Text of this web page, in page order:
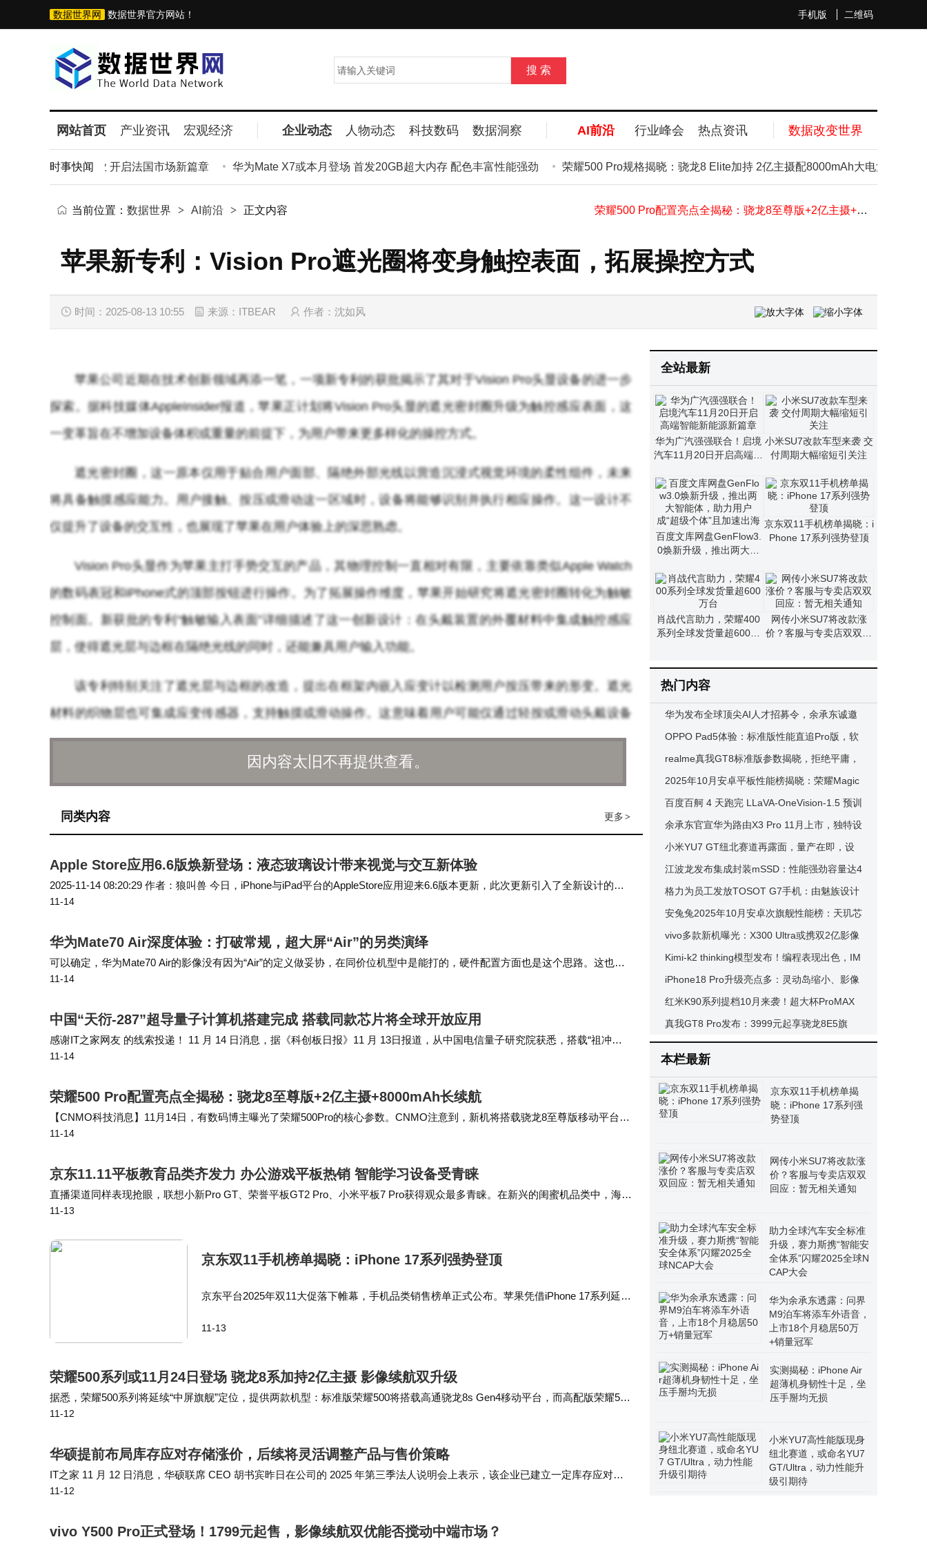
手机版 二维码
数据世界网 数据世界官方网站！
网站首页 产业资讯 宏观经济 企业动态 人物动态 科技数码 数据洞察 AI前沿 行业峰会 热点资讯 数据改变世界
时事快闻
营门店即将开业 开启法国市场新篇章 华为Mate X7或本月登场 首发20GB超大内存 配色丰富性能强劲 荣耀500 Pro规格揭晓：骁龙8 Elite加持 2亿主摄配8000mAh大电池
Apple Store应用6.6版焕新登场：液态玻璃设计带来视觉与交互新体验
荣耀500 Pro配置亮点全揭秘：骁龙8至尊版+2亿主摄+8000mAh长续航
vivo Y500 Pro正式登场！1799元起售，影像续航双优能否搅动中端市场？
网传小米SU7将改款涨价？客服与专卖店双双回应：暂无相关通知
当前位置： 数据世界 > AI前沿 > 正文内容
苹果新专利：Vision Pro遮光圈将变身触控表面，拓展操控方式
时间：2025-08-13 10:55 来源：ITBEAR 作者：沈如风
苹果公司近期在技术创新领域再添一笔，一项新专利的获批揭示了其对于Vision Pro头显设备的进一步
探索。据科技媒体AppleInsider报道，苹果正计划将Vision Pro头显的遮光密封圈升级为触控感应表面，这
一变革旨在不增加设备体积或重量的前提下，为用户带来更多样化的操控方式。
遮光密封圈，这一原本仅用于贴合用户面部、隔绝外部光线以营造沉浸式视觉环境的柔性组件，未来
将具备触摸感应能力。用户接触、按压或滑动这一区域时，设备将能够识别并执行相应操作。这一设计不
仅提升了设备的交互性，也展现了苹果在用户体验上的深思熟虑。
Vision Pro头显作为苹果主打手势交互的产品，其物理控制一直相对有限，主要依靠类似Apple Watch
的数码表冠和iPhone式的顶部按钮进行操作。为了拓展操作维度，苹果开始研究将遮光密封圈转化为触敏
控制面。新获批的专利“触敏输入表面”详细描述了这一创新设计：在头戴装置的外覆材料中集成触控感应
层，使得遮光层与边框在隔绝光线的同时，还能兼具用户输入功能。
该专利特别关注了遮光层与边框的改造，提出在框架内嵌入应变计以检测用户按压带来的形变。遮光
材料的织物层也可集成应变传感器，支持触摸或滑动操作。这意味着用户可能仅通过轻按或滑动头戴设备
侧面，就能实现音量调节、菜单切换等功能，极大地提升了设备的便捷性和可操作性。
域。同时，专利还建议在遮光密封圈内侧设置LED作为物理指引。虽然具体的触发机制尚未明确，但可以
推测设备可能会结合动作感知技术，如检测用户抬手意图操作时自动激活引导提示，从而提高交互的准确
性。
有结构的功能潜力。随着技术的不断进步和用户体验需求的日益提升，苹果在头显设备上的创新之路仍将
继续。
因内容太旧不再提供查看。
更多 >
同类内容
Apple Store应用6.6版焕新登场：液态玻璃设计带来视觉与交互新体验
2025-11-14 08:20:29 作者：狼叫兽 今日，iPhone与iPad平台的AppleStore应用迎来6.6版本更新，此次更新引入了全新设计的应
用图标，并对界面进行了视觉升级，以适配iOS 2…
11-14
华为Mate70 Air深度体验：打破常规，超大屏“Air”的另类演绎
可以确定，华为Mate70 Air的影像没有因为“Air”的定义做妥协，在同价位机型中是能打的，硬件配置方面也是这个思路。这也符
合华为Mate70 Air的技术路径，虽然重量不可避免地来到208g，但是保…
11-14
中国“天衍-287”超导量子计算机搭建完成 搭载同款芯片将全球开放应用
感谢IT之家网友 的线索投递！ 11 月 14 日消息，据《科创板日报》11 月 13日报道，从中国电信量子研究院获悉，搭载“祖冲之
三号”同款芯片的超导量子计算机“天衍-287”已完成搭建。 该量子计算系…
11-14
荣耀500 Pro配置亮点全揭秘：骁龙8至尊版+2亿主摄+8000mAh长续航
【CNMO科技消息】11月14日，有数码博主曝光了荣耀500Pro的核心参数。CNMO注意到，新机将搭载骁龙8至尊版移动平台，
电池容量达到8000mAh，主打2亿像素大底主摄。 除了上述核心亮点外，荣耀50…
11-14
京东11.11平板教育品类齐发力 办公游戏平板热销 智能学习设备受青睐
直播渠道同样表现抢眼，联想小新Pro GT、荣誉平板GT2 Pro、小米平板7 Pro获得观众最多青睐。在新兴的闺蜜机品类中，海
信、小度添添、小米占据品牌领先地位，海信大白闺蜜机X8 Pro、小度添添闺蜜机…
11-13
京东双11手机榜单揭晓：iPhone 17系列强势登顶
京东平台2025年双11大促落下帷幕，手机品类销售榜单正式公布。苹果凭借iPhone 17系列延续
款机型包揽手机单品销量榜前三，较去年同系列机型排名更进一步。值得注意的是，iPhone 16
11-13
荣耀500系列或11月24日登场 骁龙8系加持2亿主摄 影像续航双升级
据悉，荣耀500系列将延续“中屏旗舰”定位，提供两款机型：标准版荣耀500将搭载高通骁龙8s Gen4移动平台，而高配版荣耀500
Pro则配备更强劲的骁龙8至尊版移动平台。 除核心性能外，荣耀500系列在…
11-12
华硕提前布局库存应对存储涨价，后续将灵活调整产品与售价策略
IT之家 11 月 12 日消息，华硕联席 CEO 胡书宾昨日在公司的 2025 年第三季法人说明会上表示，该企业已建立一定库存应对目
前的DRAM 内存和 NAND 闪存涨价情况；华硕将调整产品组合，适度灵…
11-12
vivo Y500 Pro正式登场！1799元起售，影像续航双优能否搅动中端市场？
全站最新
华为广汽强强联合！启境
汽车11月20日开启高端智
小米SU7改款车型来袭 交
付周期大幅缩短引关注
百度文库网盘GenFlow3.
0焕新升级，推出两大智
体”且加速出海
京东双11手机榜单揭晓：i
Phone 17系列强势登顶
肖战代言助力，荣耀400
系列全球发货量超600万
网传小米SU7将改款涨
价？客服与专卖店双双回
热门内容
华为发布全球顶尖AI人才招募令，余承东诚邀
热爱AI的年轻人共攀高峰
OPPO Pad5体验：标准版性能直追Pro版，软
件升级能否扭转平板口碑？
realme真我GT8标准版参数揭晓，拒绝平庸，
力图打造“最强标准版”手机
2025年10月安卓平板性能榜揭晓：荣耀Magic
Pad3 Pro 13.3强势登顶
百度百舸 4 天跑完 LLaVA-OneVision-1.5 预训
练，刷新多模态大模型纪录！
余承东官宣华为路由X3 Pro 11月上市，独特设
计及强劲性能引期待
小米YU7 GT纽北赛道再露面，量产在即，设
计细节与动力性能引期待
江波龙发布集成封装mSSD：性能强劲容量达4
TB，灵活适配多场景
格力为员工发放TOSOT G7手机：由魅族设计
生产 底层系统锁定无法刷Flyme
安兔兔2025年10月安卓次旗舰性能榜：天玑芯
片包揽前十，天玑8400系列领跑
vivo多款新机曝光：X300 Ultra或携双2亿影像
登场，S50系列性能升级
Kimi-k2 thinking模型发布！编程表现出色，IM
O数学题求解遇挑战
iPhone18 Pro升级亮点多：灵动岛缩小、影像
电池提升，值不值得等？
红米K90系列提档10月来袭！超大杯ProMAX
版配置拉满，影音拍照双升级
真我GT8 Pro发布：3999元起享骁龙8E5旗
舰，机械设计+理光影像亮点多
本栏最新
京东双11手机榜单揭
晓：iPhone 17系列强
势登顶
网传小米SU7将改款涨
价？客服与专卖店双双
回应：暂无相关通知
助力全球汽车安全标准
升级，赛力斯携“智能安
全体系”闪耀2025全球N
CAP大会
华为余承东透露：问界
M9泊车将添车外语音，
上市18个月稳居50万
+销量冠军
实测揭秘：iPhone Air
超薄机身韧性十足，坐
压手掰均无损
小米YU7高性能版现身
纽北赛道，或命名YU7
GT/Ultra，动力性能升
级引期待